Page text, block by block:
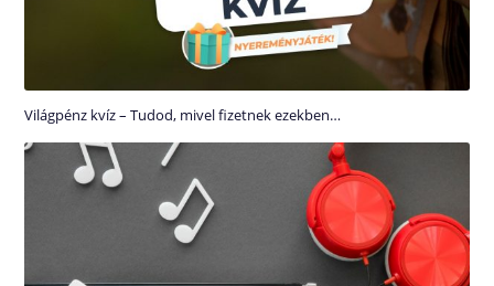
Világpénz kvíz – Tudod, mivel fizetnek ezekben…